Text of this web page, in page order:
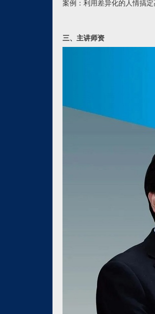
案例：利用差异化的人情搞
三、主讲师资